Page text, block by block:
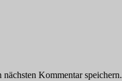
Kommentar speichern.